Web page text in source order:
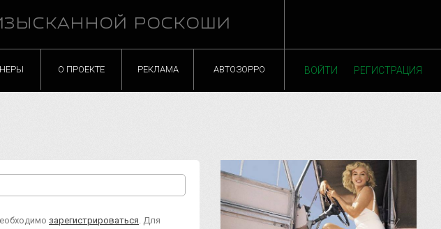
ИЗЫСКАННОЙ РОСКОШИ
О ПРОЕКТЕ РЕКЛАМА АВТОЗОРРО ВОЙТИ РЕГИСТРАЦИЯ
зарегистрироваться . Для